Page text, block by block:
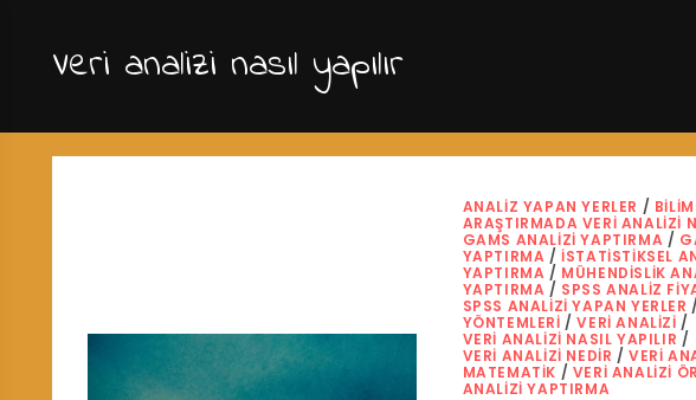
contentVeri analizi nasıl yapılır
ANALIZ YAPAN YERLER /
ARAŞTIRMADA VERI ANALIZI
GAMS ANALIZI YAPTIRMA /
YAPTIRMA /İSTATISTIKSEL
YAPTIRMA / MÜHENDISLIK
YAPTIRMA / SPSS ANALIZ
SPSS ANALIZI YAPAN YERLER
YÖNTEMLERI /VERI ANALIZI /
VERI ANALIZI NASIL YAPILIR /
VERI ANALIZI NEDIR /VERI
MATEMATIK / VERI ANALIZI
ANALIZI YAPTIRMA